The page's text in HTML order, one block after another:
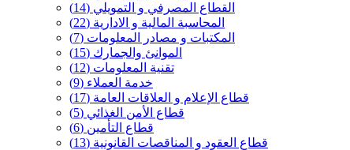
القطاع المصرفي و التمويلي (14)
المحاسبة المالية و الادارية (22)
المكتبات و مصادر المعلومات (7)
الموانئ والجمارك (15)
تقنية المعلومات (12)
خدمة العملاء (9)
قطاع الإعلام و العلاقات العامة (17)
قطاع الأمن الغذائي (5)
قطاع التأمين (6)
قطاع العقود و المناقصات القانونية (13)